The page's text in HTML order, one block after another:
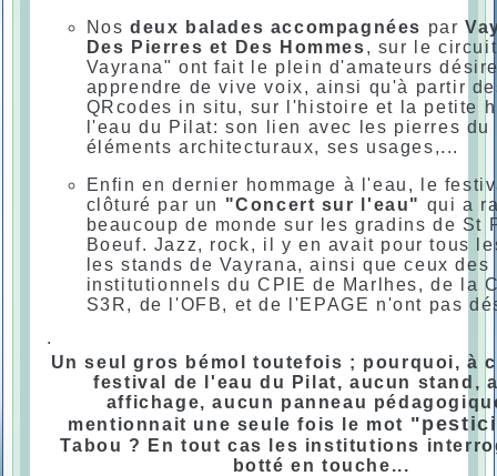
Nos deux balades accompagnées par
Des Pierres et Des Hommes, sur le
Vayrana" ont fait le plein d'amateurs
apprendre de vive voix, ainsi qu'à partir
QRcodes in situ, sur l'histoire et la petite
l'eau du Pilat: son lien avec les pierres du
éléments architecturaux, ses usages,...
Enfin en dernier hommage à l'eau, le
clôturé par un "Concert sur l'eau" qui a
beaucoup de monde sur les gradins de St
Boeuf. Jazz, rock, il y en avait pour tous
les stands de Vayrana, ainsi que ceux des
institutionnels du CPIE de Marlhes, de la
S3R, de l'OFB, et de l'EPAGE n'ont pas
.
Un seul gros bémol toutefois ; pourquoi, à
festival de l'eau du Pilat, aucun stand,
affichage, aucun panneau
mentionnait une seule fois le mot
Tabou ? En tout cas les institutions
botté en touche...